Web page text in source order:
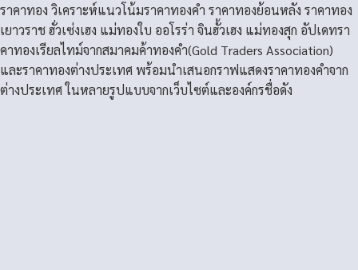
ราคาทอง วิเคราะห์แนวโน้มราคาทองคํา ราคาทองย้อนหลัง ราคาทอง
เยาวราช ฮั่วเซ่งเฮง แม่ทองใบ ออโรร่า จินฮั้วเฮง แม่ทองสุก อัปเดทรา
คาทองเรียลไทม์จากสมาคมค้าทองคำ(Gold Traders Association)
และราคาทองต่างประเทศ พร้อมนำเสนอกราฟแสดงราคาทองคำจาก
ต่างประเทศ ในหลายรูปแบบจากเว็บไซต์และองค์กรชื่อดัง